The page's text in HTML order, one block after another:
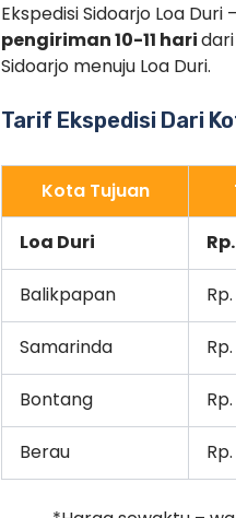
Ekspedisi Sidoarjo Loa
pengiriman 10-11 hari
Sidoarjo menuju Loa Duri.
Tarif Ekspedisi Dari
Kota Tujuan
Loa Duri
Balikpapan
Samarinda
Bontang
Berau